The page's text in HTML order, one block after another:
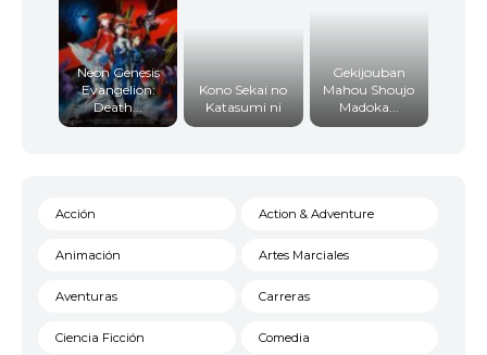
Neon Genesis
Evangelion:
Death...
Kono Sekai no
Katasumi ni
Gekijouban
Mahou Shoujo
Madoka...
Acción Action & Adventure
Animación Artes Marciales
Aventuras Carreras
Ciencia Ficción Comedia